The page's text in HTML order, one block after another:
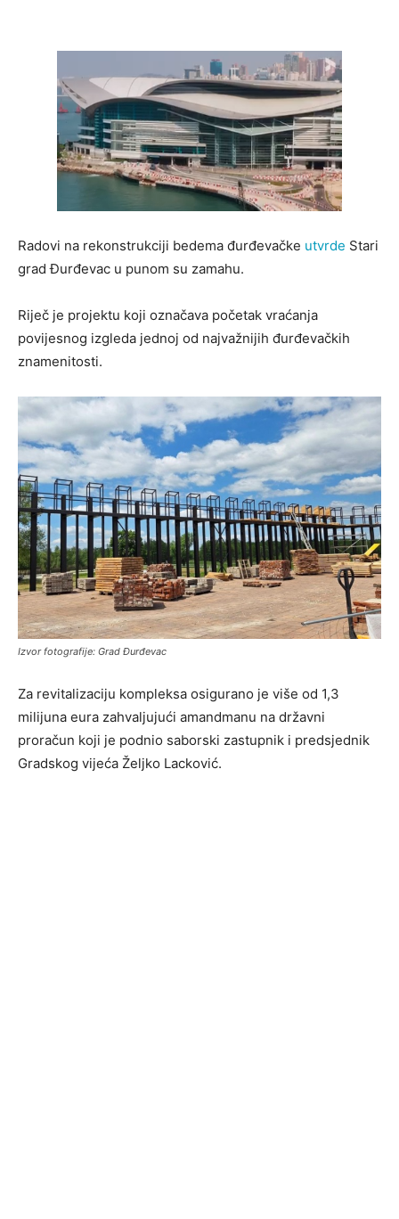
Radovi na rekonstrukciji bedema đurđevačke utvrde Stari
grad Đurđevac u punom su zamahu.
Riječ je projektu koji označava početak vraćanja
povijesnog izgleda jednoj od najvažnijih đurđevačkih
znamenitosti.
Izvor fotografije: Grad Đurđevac
Za revitalizaciju kompleksa osigurano je više od 1,3
milijuna eura zahvaljujući amandmanu na državni
proračun koji je podnio saborski zastupnik i predsjednik
Gradskog vijeća Željko Lacković.